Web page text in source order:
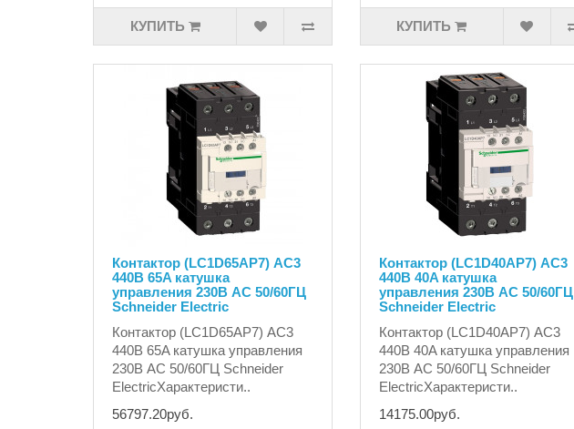
КУПИТЬ КУПИТЬ
Контактор (LC1D65AP7) AC3
440В 65A катушка
управления 230В AC 50/60ГЦ
Schneider Electric
Контактор (LC1D65AP7) AC3
440В 65A катушка управления
230В AC 50/60ГЦ Schneider
ElectricХарактеристи..
56797.20руб.
Контактор (LC1D40AP7) AC3
440В 40A катушка
управления 230В AC 50/60ГЦ
Schneider Electric
Контактор (LC1D40AP7) AC3
440В 40A катушка управления
230В AC 50/60ГЦ Schneider
ElectricХарактеристи..
14175.00руб.